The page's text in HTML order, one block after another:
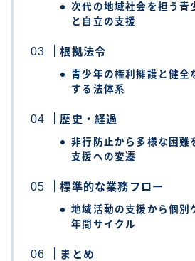
次代の地域社会を担う青
と自立の支援
根拠法令
青少年の権利擁護と健全
する法体系
歴史・経過
非行防止から多様な困難
支援への変遷
標準的な業務フロー
地域活動の支援から個別
年間サイクル
まとめ